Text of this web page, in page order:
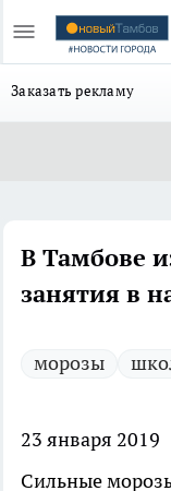
Заказать рекламу
В Тамбове
занятия в
морозы
23 января 2019
Сильные